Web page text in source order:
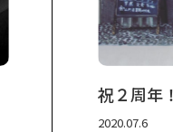
祝２周年
2020.07.6